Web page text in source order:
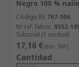
Negro 100 %
Código RS 767-506
Nº ref. fabric. 9552-
Subtotal (1 unidad)
17,16 €(exc. IVA)
Cantidad